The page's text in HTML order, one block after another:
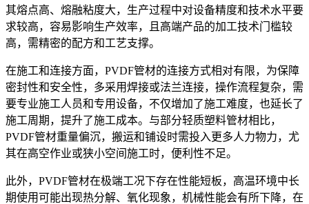
其熔点高、熔融粘度大，生产过程中对设备精度和技术水平要
求较高，容易影响生产效率，且高端产品的加工技术门槛较
高，需精密的配方和工艺支撑。
在施工和连接方面，PVDF管材的连接方式相对有限，为保障
密封性和安全性，多采用焊接或法兰连接，操作流程复杂，需
要专业施工人员和专用设备，不仅增加了施工难度，也延长了
施工周期，提升了施工成本。与部分轻质塑料管材相比，
PVDF管材重量偏沉，搬运和铺设时需投入更多人力物力，尤
其在高空作业或狭小空间施工时，便利性不足。
此外，PVDF管材在极端工况下存在性能短板，高温环境中长
期使用可能出现热分解、氧化现象，机械性能会有所下降，在